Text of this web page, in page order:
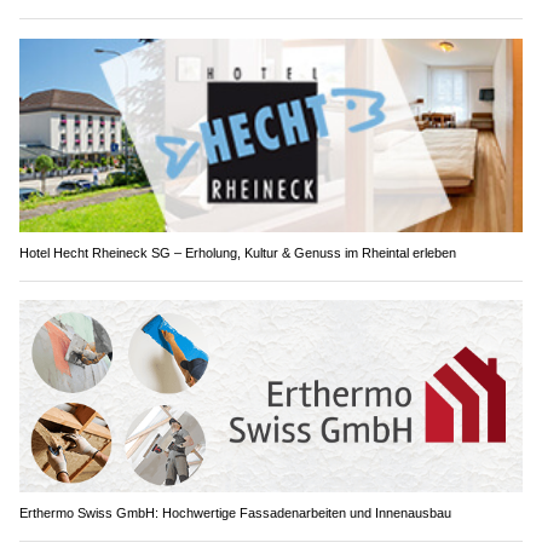
Hotel Hecht Rheineck SG – Erholung, Kultur & Genuss im Rheintal erleben
Erthermo Swiss GmbH: Hochwertige Fassadenarbeiten und Innenausbau